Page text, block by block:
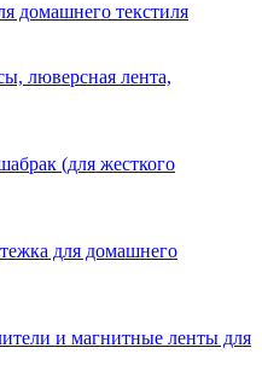
домашнего текстиля
люверсная лента,
(для жесткого
для домашнего
и магнитные ленты для